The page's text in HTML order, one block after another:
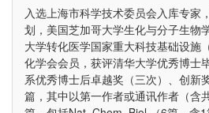
入选上海市科学技术委员会入库专家
划，美国芝加哥大学生化与分子生物
大学转化医学国家重大科技基础设施
化学会会员，获评清华大学优秀博士
系优秀博士后卓越奖（三次）、创新
篇，其中以第一作者或通讯作者（含